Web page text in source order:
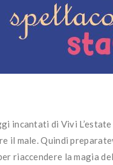
incantati di Vivi
il male. Quindi
riaccendere la magia